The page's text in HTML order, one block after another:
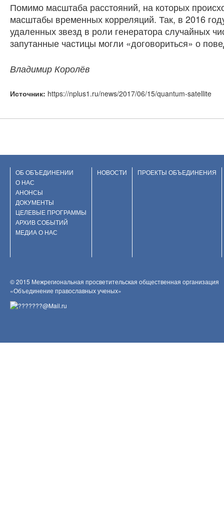
Помимо масштаба расстояний, на которых
масштабы временных корреляций. Так, в 2016
удаленных звезд в роли генератора случайных
запутанные частицы могли «договориться» о
Владимир Королёв
Источник: https://nplus1.ru/news/2017/06/15/quantum-satellite
ОБ ОБЪЕДИНЕНИИ
О НАС
АНОНСЫ
ДОКУМЕНТЫ
ЦЕЛЕВЫЕ ПРОГРАММЫ
АРХИВ СОБЫТИЙ
МЕДИА О НАС
НОВОСТИ ПРОЕКТЫ ОБЪЕДИНЕНИЯ
© 2015 Межрегиональная просветительская общественная организация
«Объединение православных ученых»